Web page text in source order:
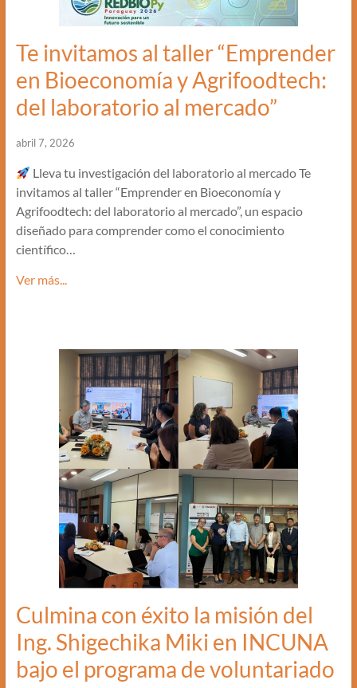
Te invitamos al taller “Emprender
en Bioeconomía y Agrifoodtech:
del laboratorio al mercado”
abril 7, 2026
Lleva tu investigación del laboratorio al mercado Te
invitamos al taller “Emprender en Bioeconomía y
Agrifoodtech: del laboratorio al mercado”, un espacio
diseñado para comprender como el conocimiento
científico…
Ver más...
Culmina con éxito la misión del
Ing. Shigechika Miki en INCUNA
bajo el programa de voluntariado